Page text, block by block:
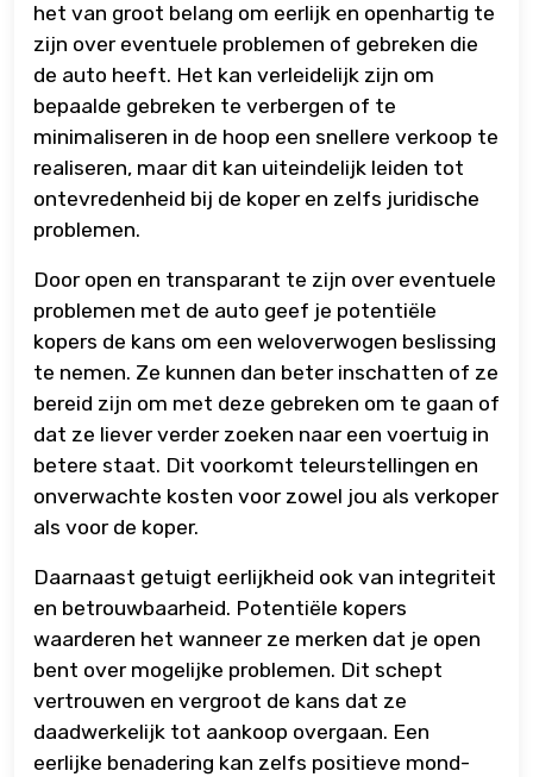
het van groot belang om eerlijk en openhartig te
zijn over eventuele problemen of gebreken die
de auto heeft. Het kan verleidelijk zijn om
bepaalde gebreken te verbergen of te
minimaliseren in de hoop een snellere verkoop te
realiseren, maar dit kan uiteindelijk leiden tot
ontevredenheid bij de koper en zelfs juridische
problemen.
Door open en transparant te zijn over eventuele
problemen met de auto geef je potentiële
kopers de kans om een weloverwogen beslissing
te nemen. Ze kunnen dan beter inschatten of ze
bereid zijn om met deze gebreken om te gaan of
dat ze liever verder zoeken naar een voertuig in
betere staat. Dit voorkomt teleurstellingen en
onverwachte kosten voor zowel jou als verkoper
als voor de koper.
Daarnaast getuigt eerlijkheid ook van integriteit
en betrouwbaarheid. Potentiële kopers
waarderen het wanneer ze merken dat je open
bent over mogelijke problemen. Dit schept
vertrouwen en vergroot de kans dat ze
daadwerkelijk tot aankoop overgaan. Een
eerlijke benadering kan zelfs positieve mond-